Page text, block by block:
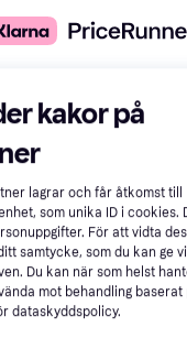
skillnader
kakor på
lagrar och får åtkomst till
som unika ID i cookies.
För att vidta
samtycke, som du kan ge
Du kan när som helst
mot behandling baserat
dataskyddspolicy.